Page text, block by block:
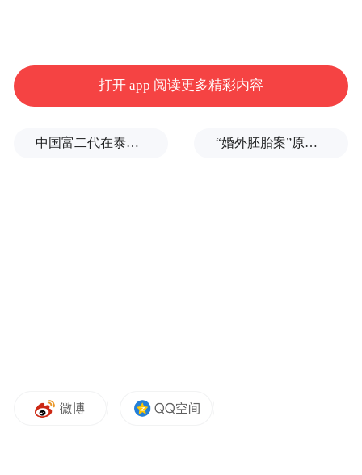
本”，推动实施“青蓝工程”导师制，适应“新
打开 app 阅读更多精彩内容
中国富二代在泰国被杀，嫌犯自首后称“在女友浴室看见他”，真相却没这么简单 “婚外胚胎案”原配妻子求助律师：如何核实胚胎已销毁？伪造结婚证算重婚吗？医院的责任边界在哪？